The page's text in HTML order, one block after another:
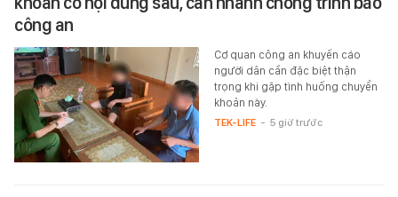
công an
Cơ quan công an khuyến cáo
người dân cần đặc biệt thận
trọng khi gặp tình huống chuyển
khoản này.
TEK-LIFE - 5 giờ trước